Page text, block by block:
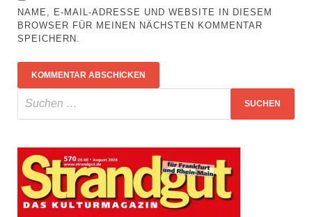
NAME, E-MAIL-ADRESSE UND WEBSITE IN DIESEM
BROWSER FÜR MEINEN NÄCHSTEN KOMMENTAR
SPEICHERN.